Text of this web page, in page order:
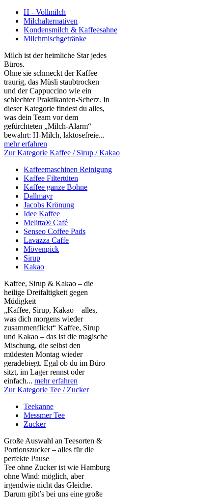
H - Vollmilch
Milchalternativen
Kondensmilch & Kaffeesahne
Milchmischgetränke
Milch ist der heimliche Star jedes
Büros.
Ohne sie schmeckt der Kaffee
traurig, das Müsli staubtrocken
und der Cappuccino wie ein
schlechter Praktikanten‑Scherz. In
dieser Kategorie findest du alles,
was dein Team vor dem
gefürchteten „Milch‑Alarm“
bewahrt: H‑Milch, laktosefreie...
mehr erfahren
Zur Kategorie Kaffee / Sirup / Kakao
Kaffeemaschinen Reinigung
Kaffee Filtertüten
Kaffee ganze Bohne
Dallmayr
Jacobs Krönung
Idee Kaffee
Melitta® Café
Senseo Coffee Pads
Lavazza Caffe
Mövenpick
Sirup
Kakao
Kaffee, Sirup & Kakao – die
heilige Dreifaltigkeit gegen
Müdigkeit
„Kaffee, Sirup, Kakao – alles,
was dich morgens wieder
zusammenflickt“ Kaffee, Sirup
und Kakao – das ist die magische
Mischung, die selbst den
müdesten Montag wieder
geradebiegt. Egal ob du im Büro
sitzt, im Lager rennst oder
einfach... mehr erfahren
Zur Kategorie Tee / Zucker
Teekanne
Messmer Tee
Zucker
Große Auswahl an Teesorten &
Portionszucker – alles für die
perfekte Pause
Tee ohne Zucker ist wie Hamburg
ohne Wind: möglich, aber
irgendwie nicht das Gleiche.
Darum gibt’s bei uns eine große